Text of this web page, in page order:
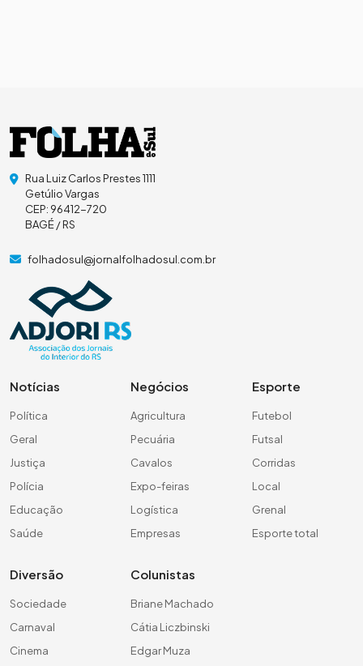
Rua Luiz Carlos Prestes 1111
Getúlio Vargas
CEP: 96412-720
BAGÉ / RS
folhadosul@jornalfolhadosul.com.br
Notícias
Política
Geral
Justiça
Polícia
Educação
Saúde
Negócios
Agricultura
Pecuária
Cavalos
Expo-feiras
Logística
Empresas
Esporte
Futebol
Futsal
Corridas
Local
Grenal
Esporte total
Diversão
Sociedade
Carnaval
Cinema
Colunistas
Briane Machado
Cátia Liczbinski
Edgar Muza